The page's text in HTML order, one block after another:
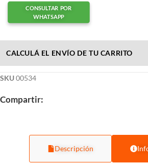
CONSULTAR POR
WHATSAPP
CALCULÁ EL ENVÍO DE TU CARRITO
SKU00534
Compartir:
Descripción